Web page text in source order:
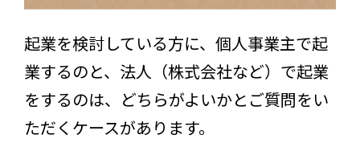
起業を検討している方に、個人事業主で起
業するのと、法人（株式会社など）で起業
をするのは、どちらがよいかとご質問をい
ただくケースがあります。